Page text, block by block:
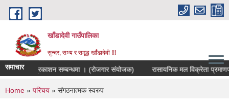
Skip to main content
खाँडादेवी गाउँपालिका
सुन्दर, सभ्य र समृद्ध खाँडादेवी !!!
समाचार
नतिजा प्रकाशन सम्बन्धमा । (रोजगार संयोजक) रासायनिक मल विक्रेता
You are here
Home » परिचय » संगठनात्मक स्वरुप